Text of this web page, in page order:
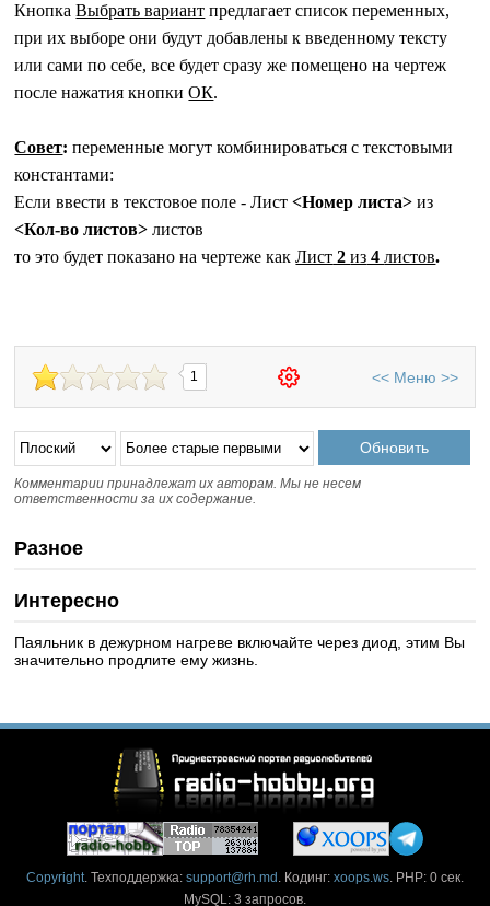
КнопкаВыбрать вариант предлагает список переменных,
при их выборе они будут добавлены к введенному тексту
или сами по себе, все будет сразу же помещено на чертеж
после нажатия кнопкиОК.
Совет: переменные могут комбинироваться с текстовыми
константами:
Если ввести в текстовое поле - Лист <Номер листа>из
<Кол-во листов>листов
то это будет показано на чертеже какЛист 2из 4листов.
1 << Меню >>
Комментарии принадлежат их авторам. Мы не несем
ответственности за их содержание.
Разное
Интересно
Паяльник в дежурном нагреве включайте через диод, этим Вы
значительно продлите ему жизнь.
Copyright. Техподдержка: support@rh.md . Кодинг: xoops.ws. PHP: 0 сек.
MySQL: 3 запросов.